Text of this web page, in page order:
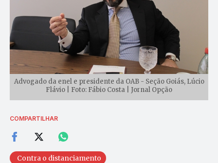
Advogado da enel e presidente da OAB - Seção Goiás, Lúcio
Flávio | Foto: Fábio Costa | Jornal Opção
COMPARTILHAR
Contra o distanciamento